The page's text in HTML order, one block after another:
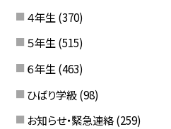
４年生 (370)
５年生 (515)
６年生 (463)
ひばり学級 (98)
お知らせ・緊急連絡 (259)